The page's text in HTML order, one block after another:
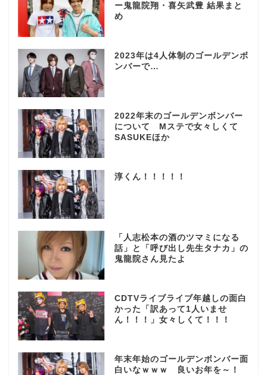
ー鬼龍院翔・喜矢武豊 結果まと
め
2023年は4人体制のゴールデンボ
ンバーで…
2022年末のゴールデンボンバー
について Mステで女々しくて
SASUKEほか
淳くん！！！！！
「人志松本の酒のツマミになる
話」と「呼び出し先生タナカ」の
鬼龍院さん見たよ
CDTVライブライブ年越しの面白
かった「訳あって1人いませ
ん！！！」女々しくて！！！
年末年始のゴールデンボンバー面
白いなｗｗｗ 良いお年を～！